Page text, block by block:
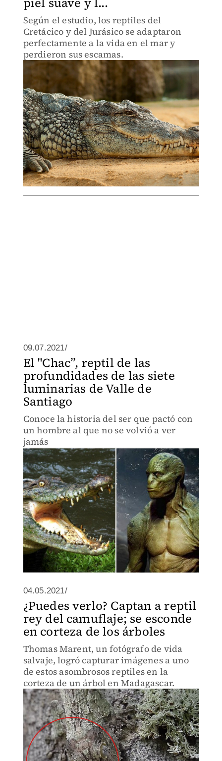
Según el estudio, los reptiles del
Cretácico y del Jurásico se adaptaron
perfectamente a la vida en el mar y
perdieron sus escamas.
09.07.2021/
El "Chac”, reptil de las
profundidades de las siete
luminarias de Valle de
Santiago
Conoce la historia del ser que pactó con
un hombre al que no se volvió a ver
jamás
04.05.2021/
¿Puedes verlo? Captan a reptil
rey del camuflaje; se esconde
en corteza de los árboles
Thomas Marent, un fotógrafo de vida
salvaje, logró capturar imágenes a uno
de estos asombrosos reptiles en la
corteza de un árbol en Madagascar.